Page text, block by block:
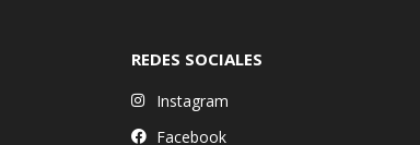
REDES SOCIALES
Instagram
Facebook